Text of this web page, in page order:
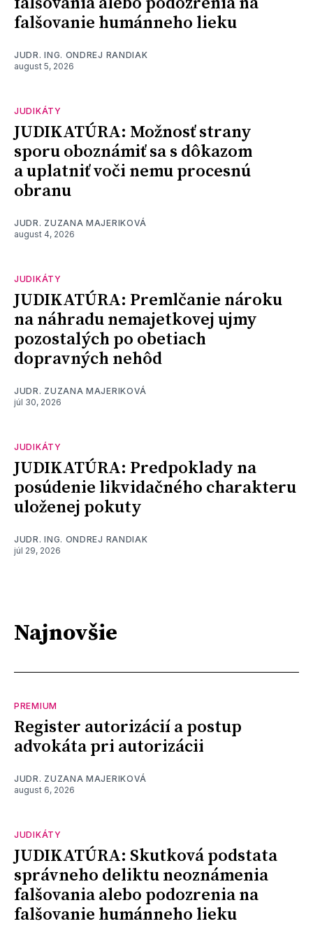
falšovanie humánneho lieku
JUDR. ING. ONDREJ RANDIAK
august 5, 2026
JUDIKÁTY
JUDIKATÚRA: Možnosť strany
sporu oboznámiť sa s dôkazom
a uplatniť voči nemu procesnú
obranu
JUDR. ZUZANA MAJERIKOVÁ
august 4, 2026
JUDIKÁTY
JUDIKATÚRA: Premlčanie nároku
na náhradu nemajetkovej ujmy
pozostalých po obetiach
dopravných nehôd
JUDR. ZUZANA MAJERIKOVÁ
júl 30, 2026
JUDIKÁTY
JUDIKATÚRA: Predpoklady na
posúdenie likvidačného charakteru
uloženej pokuty
JUDR. ING. ONDREJ RANDIAK
júl 29, 2026
Najnovšie
PREMIUM
Register autorizácií a postup
advokáta pri autorizácii
JUDR. ZUZANA MAJERIKOVÁ
august 6, 2026
JUDIKÁTY
JUDIKATÚRA: Skutková podstata
správneho deliktu neoznámenia
falšovania alebo podozrenia na
falšovanie humánneho lieku